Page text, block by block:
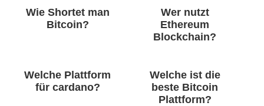
Wie Shortet man
Bitcoin?
Wer nutzt
Ethereum
Blockchain?
Welche Plattform
für cardano?
Welche ist die
beste Bitcoin
Plattform?